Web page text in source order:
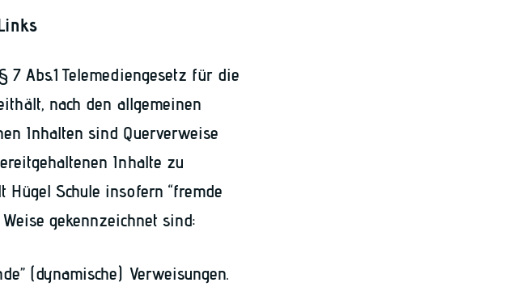
Abs.1 Telemediengesetz für die
nach den allgemeinen
Inhalten sind Querverweise
Inhalte zu
Hügel Schule insofern “fremde
gekennzeichnet sind:
(dynamische) Verweisungen.